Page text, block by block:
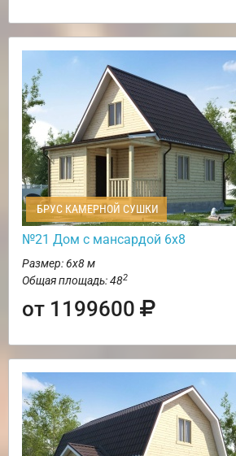
БРУС КАМЕРНОЙ СУШКИ
№21 Дом с мансардой 6х8
Размер: 6х8 м
Общая площадь: 482
от 1199600